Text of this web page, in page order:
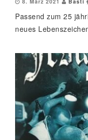
Passend zum 25
neues